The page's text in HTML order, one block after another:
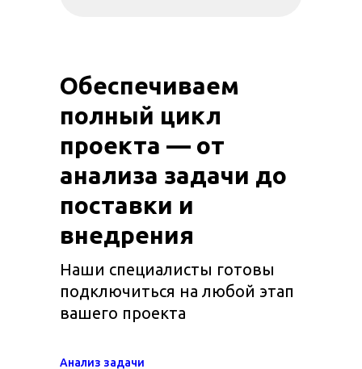
Обеспечиваем
полный цикл
проекта — от
анализа задачи до
поставки и
внедрения
Наши специалисты готовы
подключиться на любой этап
вашего проекта
Анализ задачи